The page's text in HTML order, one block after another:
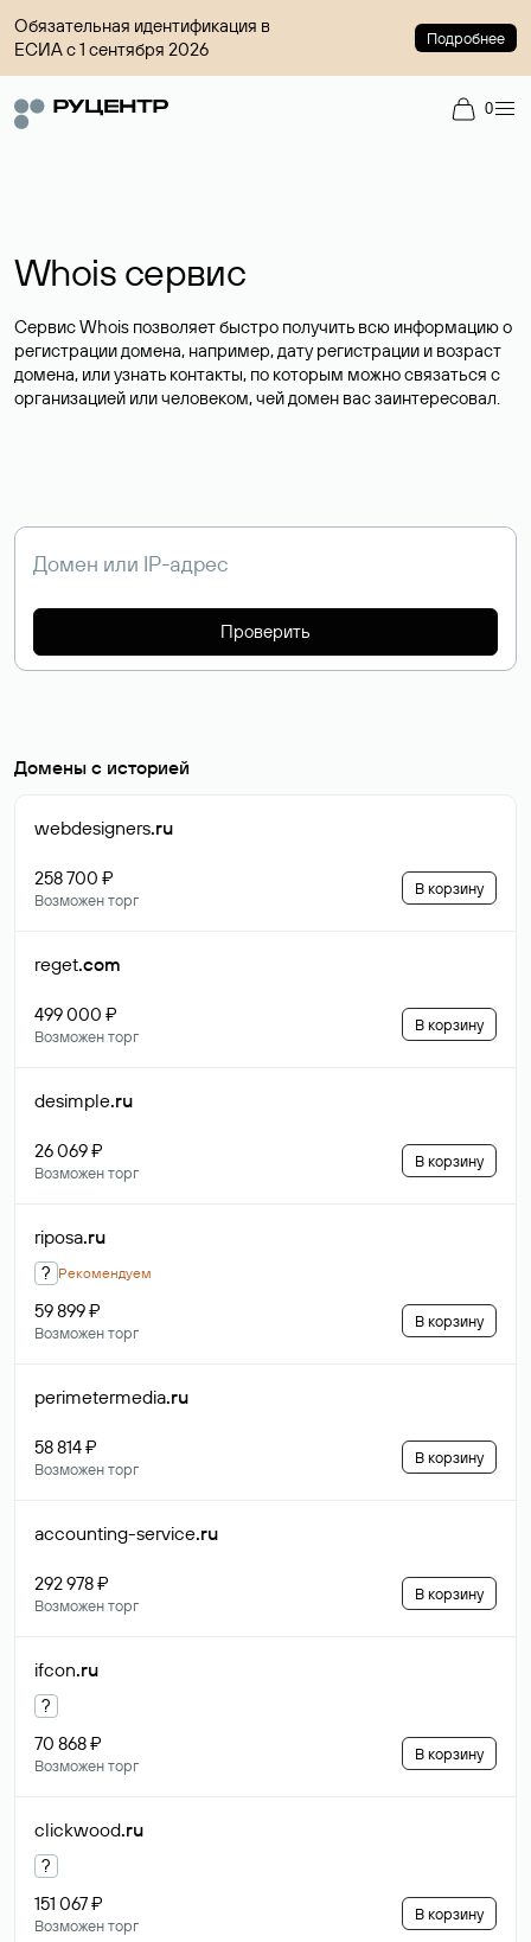
Обязательная идентификация в
ЕСИА с 1 сентября 2026
Подробнее
0
Whois сервис
Сервис Whois позволяет быстро получить всю информацию о
регистрации домена, например, дату регистрации и возраст
домена, или узнать контакты, по которым можно связаться с
организацией или человеком, чей домен вас заинтересовал.
Проверить
Домены с историей
webdesigners.ru
258 700 ₽
Возможен торг
В корзину
reget.com
499 000 ₽
Возможен торг
В корзину
desimple.ru
26 069 ₽
Возможен торг
В корзину
riposa.ru
? Рекомендуем
59 899 ₽
Возможен торг
В корзину
perimetermedia.ru
58 814 ₽
Возможен торг
В корзину
accounting-service.ru
292 978 ₽
Возможен торг
В корзину
ifcon.ru
?
70 868 ₽
Возможен торг
В корзину
clickwood.ru
?
151 067 ₽
Возможен торг
В корзину